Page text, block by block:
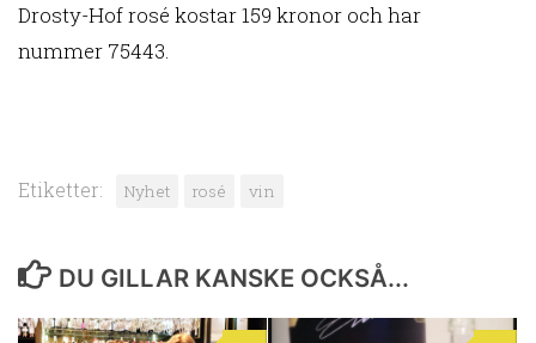
Drosty-Hof rosé kostar 159 kronor och har
nummer 75443.
Etiketter: Nyhet rosé vin
DU GILLAR KANSKE OCKSÅ...